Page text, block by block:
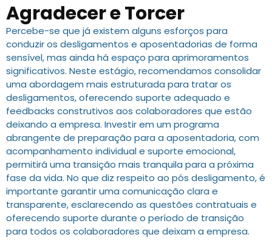
Agradecer e Torcer
Percebe-se que já existem alguns esforços para
conduzir os desligamentos e aposentadorias de forma
sensível, mas ainda há espaço para aprimoramentos
significativos. Neste estágio, recomendamos consolidar
uma abordagem mais estruturada para tratar os
desligamentos, oferecendo suporte adequado e
feedbacks construtivos aos colaboradores que estão
deixando a empresa. Investir em um programa
abrangente de preparação para a aposentadoria, com
acompanhamento individual e suporte emocional,
permitirá uma transição mais tranquila para a próxima
fase da vida. No que diz respeito ao pós desligamento, é
importante garantir uma comunicação clara e
transparente, esclarecendo as questões contratuais e
oferecendo suporte durante o período de transição
para todos os colaboradores que deixam a empresa.